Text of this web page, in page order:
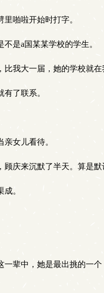
啪啦开始时打字。
是a国某某学校的学生。
我大一届，她的学校就在
了联系。
女儿看待。
庆来沉默了半天。算是默
。
辈中，她是最出挑的一个